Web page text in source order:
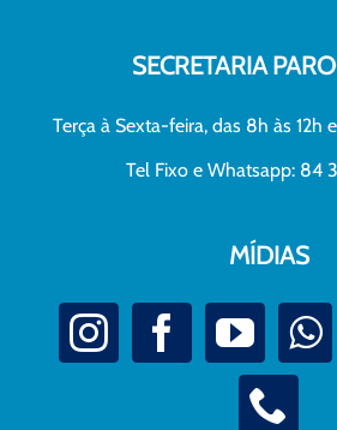
SECRETARIA
Terça à Sexta-feira, das 8h às 12h
Tel Fixo e Whatsapp: 84
MÍDIAS